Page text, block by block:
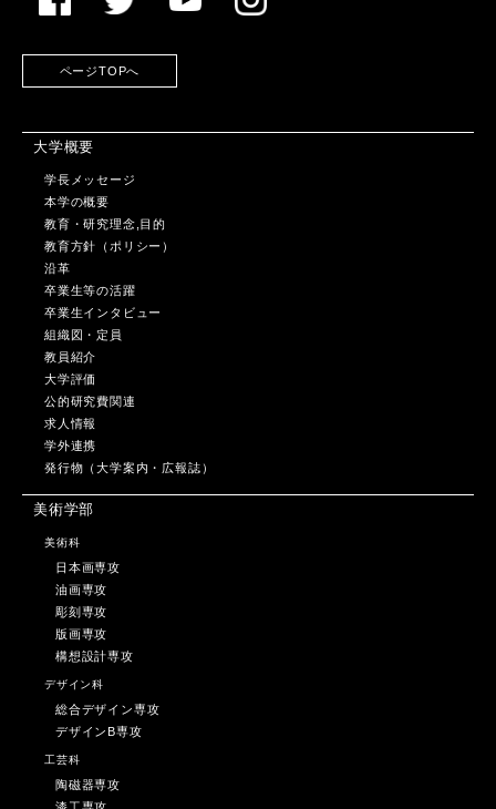
ページTOPへ
大学概要
学長メッセージ
本学の概要
教育・研究理念,目的
教育方針（ポリシー）
沿革
卒業生等の活躍
卒業生インタビュー
組織図・定員
教員紹介
大学評価
公的研究費関連
求人情報
学外連携
発行物（大学案内・広報誌）
美術学部
美術科
日本画専攻
油画専攻
彫刻専攻
版画専攻
構想設計専攻
デザイン科
総合デザイン専攻
デザインB専攻
工芸科
陶磁器専攻